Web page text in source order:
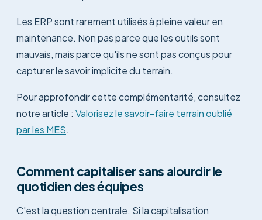
Les ERP sont rarement utilisés à pleine valeur en
maintenance. Non pas parce que les outils sont
mauvais, mais parce qu'ils ne sont pas conçus pour
capturer le savoir implicite du terrain.
Pour approfondir cette complémentarité, consultez
notre article : Valorisez le savoir-faire terrain oublié
par les MES.
Comment capitaliser sans alourdir le
quotidien des équipes
C'est la question centrale. Si la capitalisation